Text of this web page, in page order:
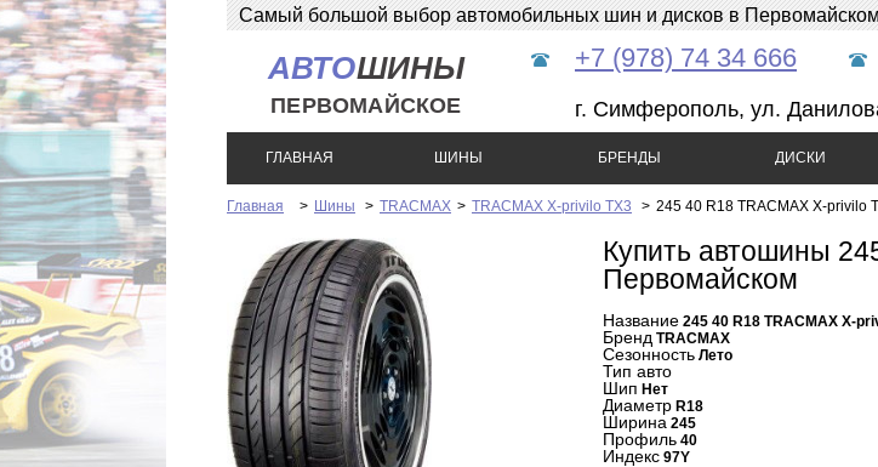
Самый большой выбор автомобильных шин и дисков в
АВТОШИНЫ
ПЕРВОМАЙСКОЕ
+7 (978) 74 34 666
г. Симферополь, ул.
ГЛАВНАЯ ШИНЫ БРЕНДЫ ДИСКИ
Главная > Шины > TRACMAX > TRACMAX X-privilo TX3 > 245 40 R18 TRACMAX X-privilo
Купить автошины
Первомайском
Название 245 40 R18 TRACMAX X-
Бренд TRACMAX
Сезонность Лето
Тип авто
Шип Нет
Диаметр R18
Ширина 245
Профиль 40
Индекс 97Y